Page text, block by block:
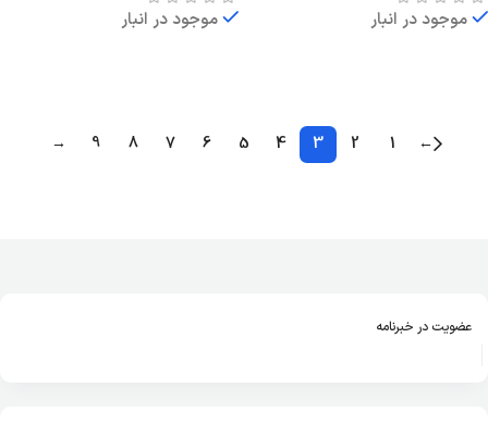
موجود در انبار
موجود در انبار
←
1
2
3
4
5
6
7
8
9
→
عضویت در خبرنامه